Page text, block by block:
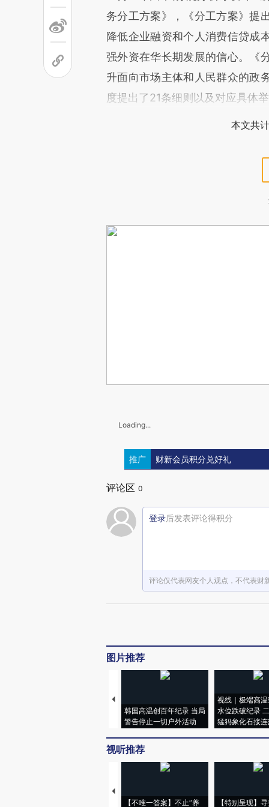
务分工方案》，《分工方案》提
降低企业融资和个人消费信贷成
强外资在华长期发展的信心。《
升面向市场主体和人民群众的政
度提出了21条细则以及对应具体
本文共
Loading...
推广 财新会员积分兑好礼
评论区 0
登录后发表评论得积分
评论仅代表网友个人观点，不代表财
图片推荐
韩国高温创百年纪录 当局
警告停止一切户外活动
视线｜极端高
水位跌破纪录
猛犸象化石接连
视听推荐
【不唯一答案】不止“养
【特别呈现】